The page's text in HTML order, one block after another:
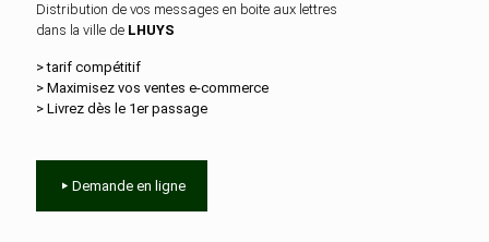
Distribution de vos messages en boite aux lettres
dans la ville de LHUYS
> tarif compétitif
> Maximisez vos ventes e‑commerce
> Livrez dès le 1er passage
Demande en ligne